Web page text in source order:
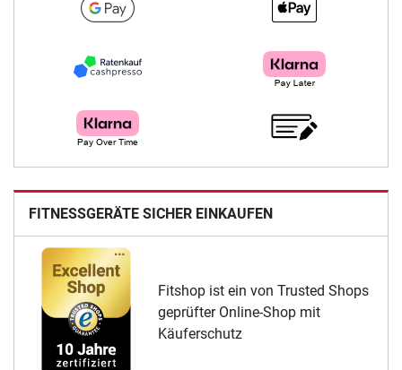
FITNESSGERÄTE SICHER EINKAUFEN
Fitshop ist ein von Trusted Shops
geprüfter Online-Shop mit
Käuferschutz